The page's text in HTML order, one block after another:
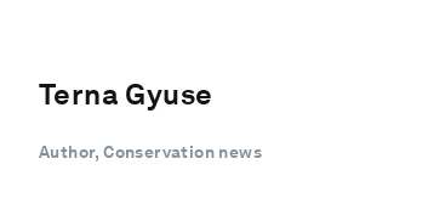
Terna Gyuse
Author, Conservation news